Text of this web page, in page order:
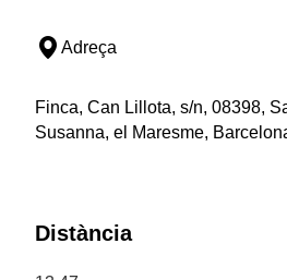
Adreça
Finca, Can Lillota, s/n, 08398,
Susanna, el Maresme,
Distància